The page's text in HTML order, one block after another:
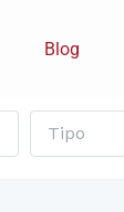
Blog
Tipo